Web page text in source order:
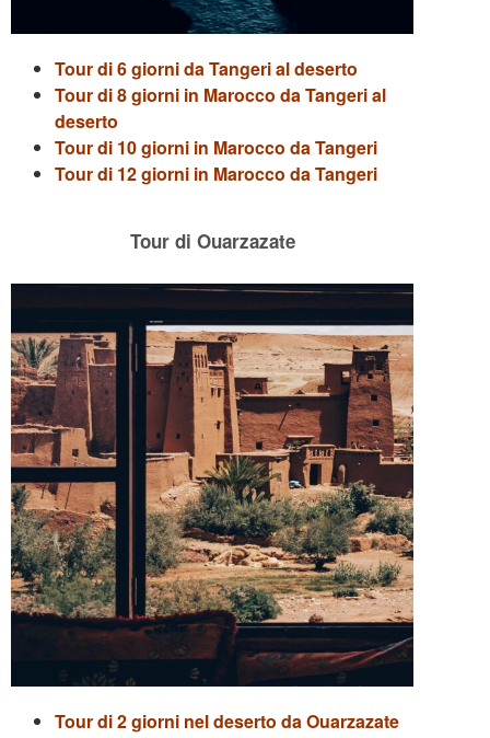
Tour di 6 giorni da Tangeri al deserto
Tour di 8 giorni in Marocco da Tangeri al
deserto
Tour di 10 giorni in Marocco da Tangeri
Tour di 12 giorni in Marocco da Tangeri
Tour di Ouarzazate
Tour di 2 giorni nel deserto da Ouarzazate